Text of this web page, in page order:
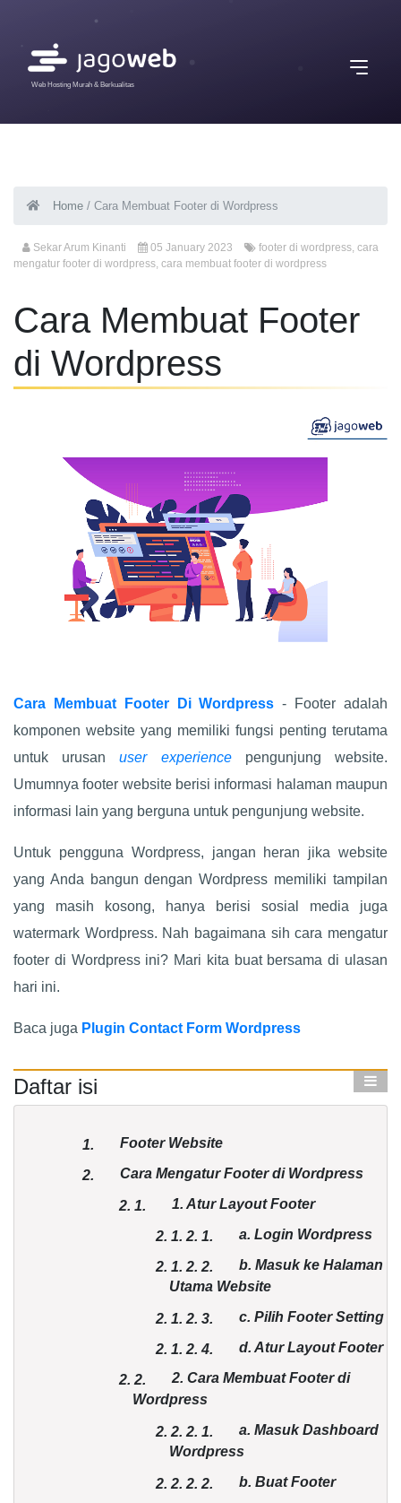
Web Hosting Murah & Berkualitas
Home / Cara Membuat Footer di Wordpress
Sekar Arum Kinanti 05 January 2023 footer di wordpress, cara
mengatur footer di wordpress, cara membuat footer di wordpress
Cara Membuat Footer
di Wordpress
Cara Membuat Footer Di Wordpress - Footer adalah
komponen website yang memiliki fungsi penting terutama
untuk urusanuser experience
pengunjung website.
Umumnya footer website berisi informasi halaman maupun
informasi lain yang berguna untuk pengunjung website.
Untuk pengguna Wordpress, jangan heran jika website
yang Anda bangun dengan Wordpress memiliki tampilan
yang masih kosong, hanya berisi sosial media juga
watermark Wordpress. Nah bagaimana sih cara mengatur
footer di Wordpress ini? Mari kita buat bersama di ulasan
hari ini.
Baca juga Plugin Contact Form Wordpress
Daftar isi
1. Footer Website
2. Cara Mengatur Footer di Wordpress
2. 1. 1. Atur Layout Footer
2. 1. 2. 1. a. Login Wordpress
2. 1. 2. 2.
b. Masuk ke Halaman
Utama Website
2. 1. 2. 3. c. Pilih Footer Setting
2. 1. 2.4. d. Atur Layout Footer
2. 2.
2. Cara Membuat Footer di
Wordpress
2. 2. 2. 1.
a. Masuk Dashboard
Wordpress
2. 2. 2. 2. b. Buat Footer